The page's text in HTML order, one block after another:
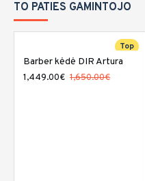
TO PATIES GAMINTOJO
Top
-12 %
Barber kėdė DIR Artura
1,449.00€ 1,650.00€